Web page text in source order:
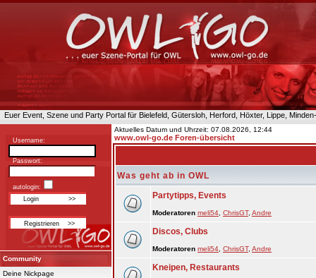
Euer Event, Szene und Party Portal für Bielefeld, Gütersloh, Herford, Höxter, Lippe,
Username:
Passwort:
autologin:
Community
Deine Nickpage
Aktuelles Datum und Uhrzeit: 07.08.2026, 12:44
www.owl-go.de Foren-übersicht
Was geht ab in OWL
Partytipps, Events
Moderatoren meli54 ChrisGT, Andre
Discos, Clubs
Moderatoren meli54 ChrisGT, Andre
Kneipen, Restaurants